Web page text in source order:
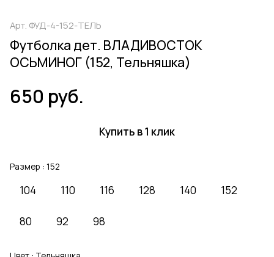
Арт. ФУД-4-152-ТЕЛЬ
Футболка дет. ВЛАДИВОСТОК
ОСЬМИНОГ (152, Тельняшка)
650 руб.
Купить в 1 клик
Размер : 152
104 110 116 128 140 152
80 92 98